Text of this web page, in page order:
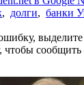
, долги, банки
сообщить